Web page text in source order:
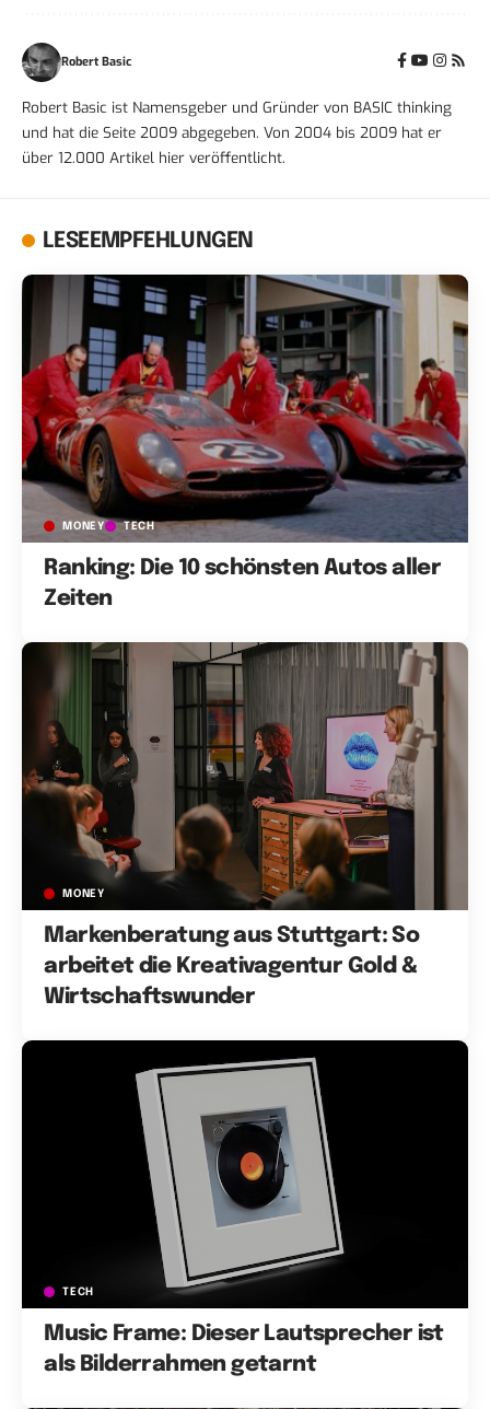
Robert Basic
Robert Basic ist Namensgeber und Gründer von BASIC thinking
und hat die Seite 2009 abgegeben. Von 2004 bis 2009 hat er
über 12.000 Artikel hier veröffentlicht.
LESEEMPFEHLUNGEN
MONEY TECH
Ranking: Die 10 schönsten Autos aller
Zeiten
MONEY
Markenberatung aus Stuttgart: So
arbeitet die Kreativagentur Gold &
Wirtschaftswunder
TECH
Music Frame: Dieser Lautsprecher ist
als Bilderrahmen getarnt